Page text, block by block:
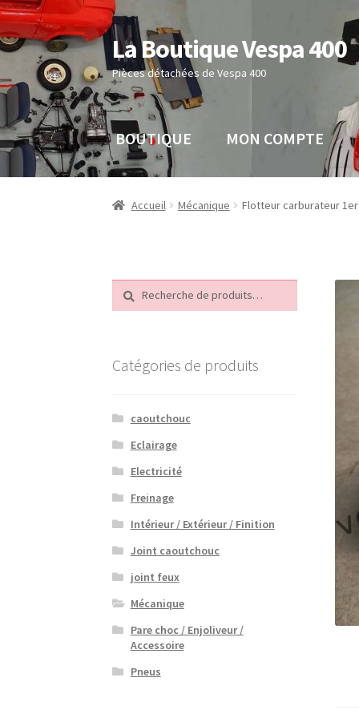
Aller
à
la
navigation
Aller
au
contenu
La Boutique Vespa 400
Pièces détachées de Vespa 400
BOUTIQUE MON COMPTE
Accueil Boutique Mon compte Panier
Accueil Mécanique Flotteur carburateur
Recherche
pour :
Recherche
Catégories de produits
caoutchouc
Eclairage
Electricité
Freinage
Intérieur / Extérieur / Finition
Joint caoutchouc
joint feux
Mécanique
Pare choc / Enjoliveur /
Accessoire
Pneus